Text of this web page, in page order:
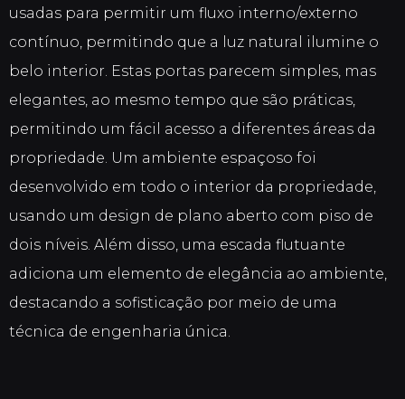
usadas para permitir um fluxo interno/externo
contínuo, permitindo que a luz natural ilumine o
belo interior. Estas portas parecem simples, mas
elegantes, ao mesmo tempo que são práticas,
permitindo um fácil acesso a diferentes áreas da
propriedade. Um ambiente espaçoso foi
desenvolvido em todo o interior da propriedade,
usando um design de plano aberto com piso de
dois níveis. Além disso, uma escada flutuante
adiciona um elemento de elegância ao ambiente,
destacando a sofisticação por meio de uma
técnica de engenharia única.